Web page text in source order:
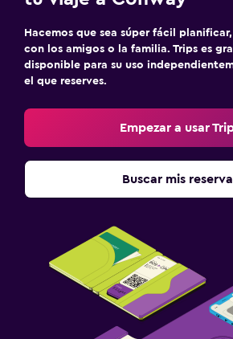
Hacemos que sea súper fácil
con los amigos o la familia. Trips es
disponible para su uso
el que reserves.
Empezar a usar
Buscar mis